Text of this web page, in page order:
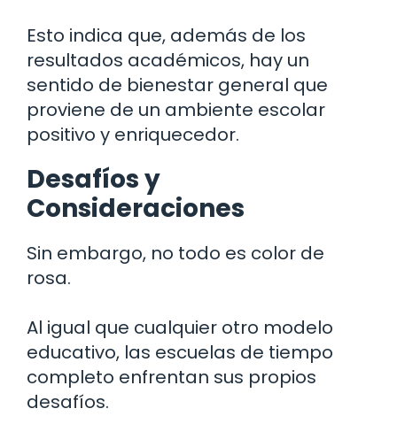
Esto indica que, además de los
resultados académicos, hay un
sentido de bienestar general que
proviene de un ambiente escolar
positivo y enriquecedor.
Desafíos y
Consideraciones
Sin embargo, no todo es color de
rosa.
Al igual que cualquier otro modelo
educativo, las escuelas de tiempo
completo enfrentan sus propios
desafíos.